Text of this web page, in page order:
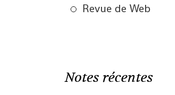
Revue de Web
Notes récentes